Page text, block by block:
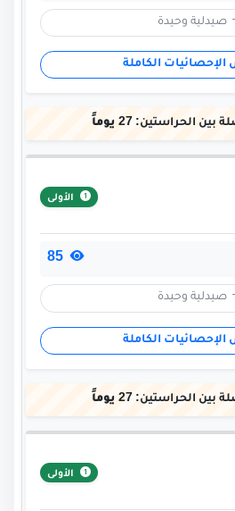
صيدلية وحيدة
الكاملة
بين الحراستين: 27 يوماً
الأولى
صيدلية وحيدة
الكاملة
بين الحراستين: 27 يوماً
الأولى